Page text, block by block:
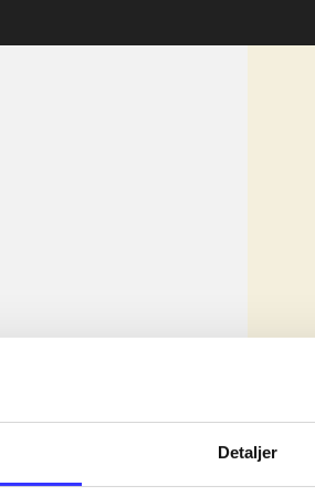
Detaljer
sit amet ...
dolor sit amet ...